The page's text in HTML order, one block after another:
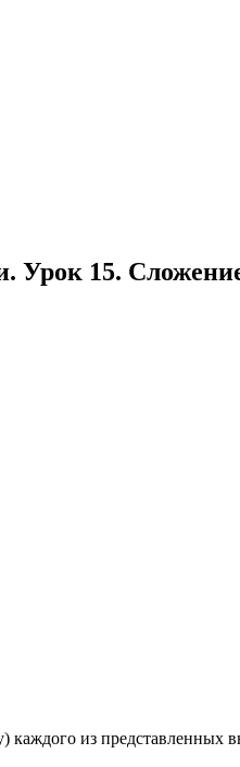
Урок 15.
из представленных